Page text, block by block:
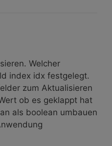
Welcher
index idx festgelegt.
zum Aktualisieren
ob es geklappt hat
als boolean umbauen